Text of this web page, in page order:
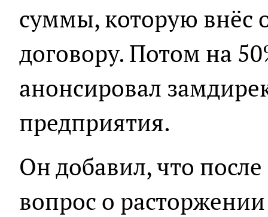
суммы, которую внёс
договору. Потом на
анонсировал
предприятия.
Он добавил, что после
вопрос о